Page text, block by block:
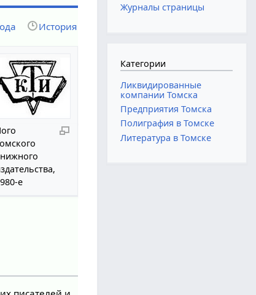
История
е
Журналы страницы
Категории
Ликвидированные
компании Томска
Предприятия Томска
Полиграфия в Томске
Литература в Томске